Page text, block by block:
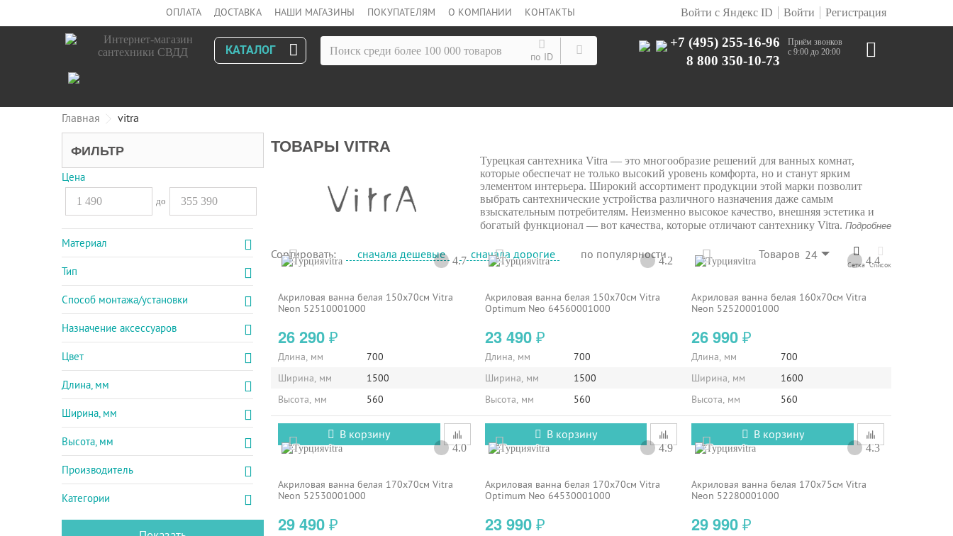
ОПЛАТА ДОСТАВКА НАШИ МАГАЗИНЫ ПОКУПАТЕЛЯМ О КОМПАНИИ КОНТАКТЫ Регистрация
Войти
Войти с Яндекс ID
Приём звонков
с 9:00 до 20:00
+7 (495) 255-16-96
8 800 350-10-73
по ID
КАТАЛОГ
Главная vitra
ФИЛЬТР
Цена
до
Материал
Тип
Способ монтажа/установки
Назначение аксессуаров
Цвет
Длина, мм
Ширина, мм
Высота, мм
Производитель
Категории
ТОВАРЫ VITRA
Турецкая сантехника Vitra — это многообразие решений для ванных комнат,
которые обеспечат не только высокий уровень комфорта, но и станут ярким
элементом интерьера. Широкий ассортимент продукции этой марки позволит
выбрать сантехнические устройства различного назначения даже самым
взыскательным потребителям. Неизменно высокое качество, внешняя эстетика и
богатый функционал — вот качества, которые отличают сантехнику Vitra. Подробнее
Сетка Список
Сортировать: сначала дешевые сначала дорогие по популярности Товаров 24
vitra 4.7
Акриловая ванна белая 150x70см Vitra
Neon 52510001000
26 290 ₽
Длина, мм
700
Ширина, мм
1500
Высота, мм
560
В корзину
vitra 4.2
Акриловая ванна белая 150x70см Vitra
Optimum Neo 64560001000
23 490 ₽
Длина, мм
700
Ширина, мм
1500
Высота, мм
560
В корзину
vitra 4.4
Акриловая ванна белая 160x70см Vitra
Neon 52520001000
26 990₽
Длина, мм
700
Ширина, мм
1600
Высота, мм
560
В корзину
vitra 4.0
Акриловая ванна белая 170x70см Vitra
Neon 52530001000
29 490 ₽
vitra 4.9
Акриловая ванна белая 170x70см Vitra
Optimum Neo 64530001000
23 990 ₽
vitra 4.3
Акриловая ванна белая 170x75см Vitra
Neon 52280001000
29 990₽